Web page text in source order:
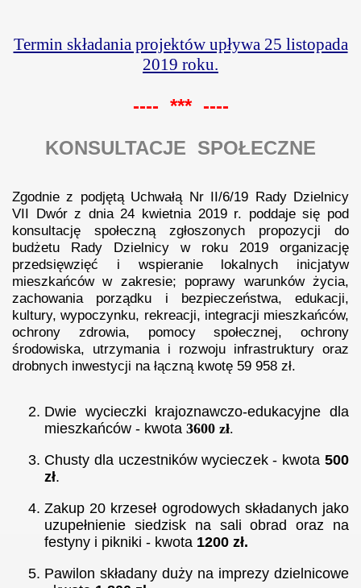
Termin składania projektów upływa 25 listopada
2019 roku.
---- *** ----
KONSULTACJE SPOŁECZNE
Zgodnie z podjętą Uchwałą Nr II/6/19 Rady Dzielnicy
VII Dwór z dnia 24 kwietnia 2019 r. poddaje się pod
konsultację społeczną zgłoszonych propozycji do
budżetu Rady Dzielnicy w roku 2019 organizację
przedsięwzięć i wspieranie lokalnych inicjatyw
mieszkańców w zakresie; poprawy warunków życia,
zachowania porządku i bezpieczeństwa, edukacji,
kultury, wypoczynku, rekreacji, integracji mieszkańców,
ochrony zdrowia, pomocy społecznej, ochrony
środowiska, utrzymania i rozwoju infrastruktury oraz
drobnych inwestycji na łączną kwotę 59 958 zł.
Dwie wycieczki krajoznawczo-edukacyjne dla
mieszkańców - kwota 3600 zł.
Chusty dla uczestników wycieczek - kwota 500
zł.
Zakup 20 krzeseł ogrodowych składanych jako
uzupełnienie siedzisk na sali obrad oraz na
festyny i pikniki - kwota 1200 zł.
Pawilon składany duży na imprezy dzielnicowe